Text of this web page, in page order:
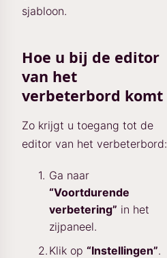
sjabloon.
Hoe u bij de editor
van het
verbeterbord komt
Zo krijgt u toegang tot de
editor van het verbeterbord:
Ga naar
“Voortdurende
verbetering” in het
zijpaneel.
Klik op “Instellingen”.